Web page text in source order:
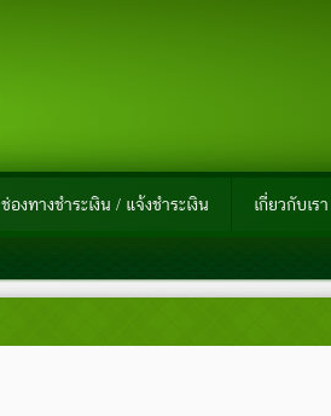
ช่องทางชำระเงิน / แจ้งชำระเงิน เกี่ยวกับเรา